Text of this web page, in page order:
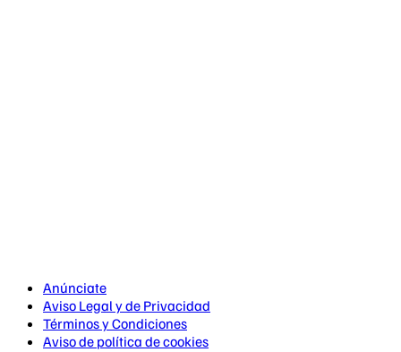
Anúnciate
Aviso Legal y de Privacidad
Términos y Condiciones
Aviso de política de cookies